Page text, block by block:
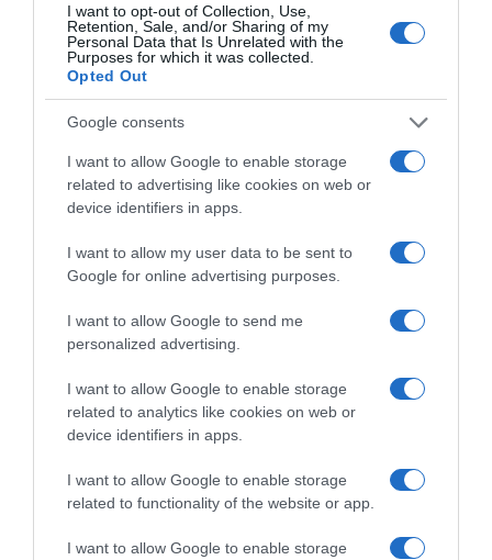
I want to opt-out of Collection, Use,
Retention, Sale, and/or Sharing of my
Personal Data that Is Unrelated with the
Purposes for which it was collected.
Opted Out
Google consents
I want to allow Google to enable storage
related to advertising like cookies on web or
device identifiers in apps.
I want to allow my user data to be sent to
Google for online advertising purposes.
I want to allow Google to send me
personalized advertising.
I want to allow Google to enable storage
related to analytics like cookies on web or
device identifiers in apps.
I want to allow Google to enable storage
related to functionality of the website or app.
I want to allow Google to enable storage
Ακολούθησε το debater.gr στο
και μάθετε πρώτοι όλες τις ειδήσεις
Share Tweet
ΔΙΑΦΗΜΙΣΗ